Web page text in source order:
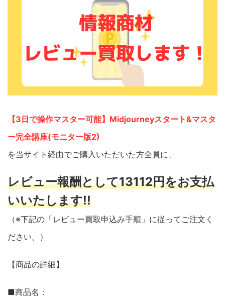
【3日で操作マスター可能】Midjourneyスタート&マスタ
ー完全講座(モニター版2)
を当サイト経由でご購入いただいた方全員に、
レビュー報酬として13112円をお支払
いいたします!!
（※下記の「レビュー買取申込み手順」に従ってご注文く
ださい。）
【商品の詳細】
■商品名：